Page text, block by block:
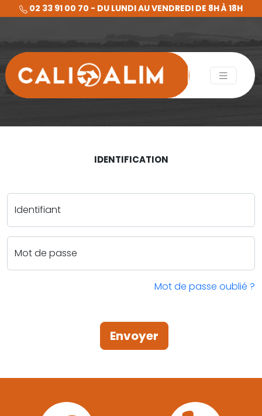
02 33 91 00 70 - DU LUNDI AU VENDREDI DE 8H À 18H
IDENTIFICATION
Identifiant
Mot de passe
Mot de passe oublié ?
Envoyer